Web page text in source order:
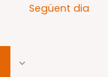
Següent dia